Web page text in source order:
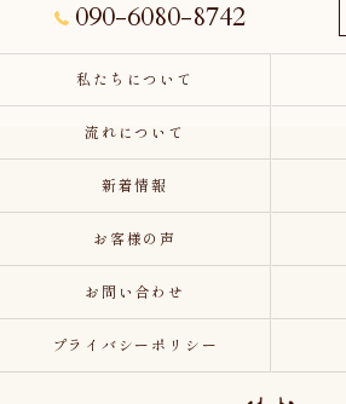
090-6080-8742
私たちについて
流れについて
新着情報
お客様の声
お問い合わせ
プライバシーポリシー